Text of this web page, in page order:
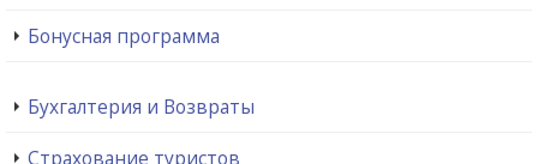
Бонусная программа
Бухгалтерия и Возвраты
Страхование туристов